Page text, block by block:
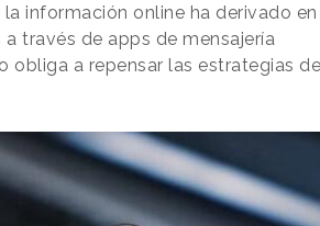
información online ha derivado
través de apps de mensajería
obliga a repensar las estrategias